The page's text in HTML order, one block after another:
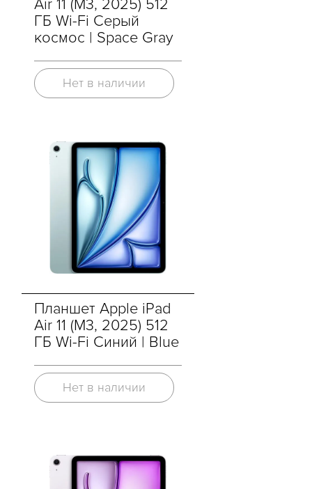
Air 11 (M3, 2025) 512
ГБ Wi-Fi Cерый
космос | Space Gray
Нет в наличии
Планшет Apple iPad
Air 11 (M3, 2025) 512
ГБ Wi-Fi Синий | Blue
Нет в наличии